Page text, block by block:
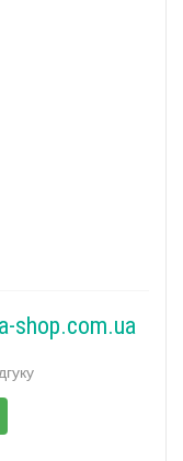
shop.com.ua